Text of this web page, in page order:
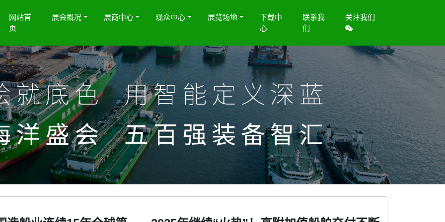
网站首
页
展会概况 展商中心 观众中心 展览场地
下载中
心
联系我
们
关注我们